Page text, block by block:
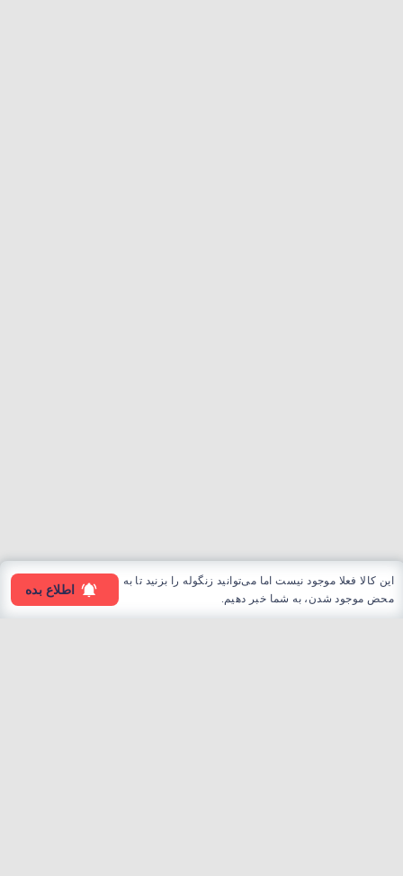
این کالا فعلا موجود نیست اما می‌توانید زنگوله را بزنید تا به
محض موجود شدن، به شما خبر دهیم.
اطلاع بده